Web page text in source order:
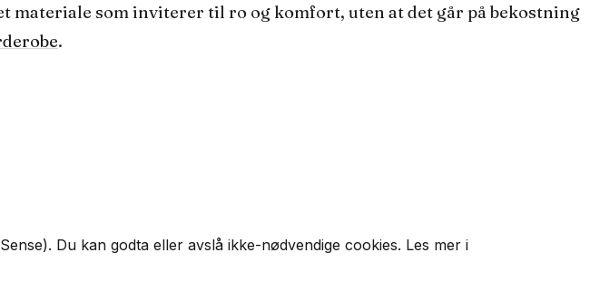
materiale som inviterer til ro og komfort, uten at det går på bekostning
.
Du kan godta eller avslå ikke-nødvendige cookies. Les mer i